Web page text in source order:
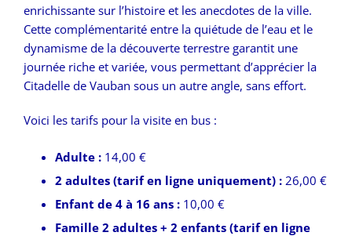
enrichissante sur l’histoire et les anecdotes de la ville.
Cette complémentarité entre la quiétude de l’eau et le
dynamisme de la découverte terrestre garantit une
journée riche et variée, vous permettant d’apprécier la
Citadelle de Vauban sous un autre angle, sans effort.
Voici les tarifs pour la visite en bus :
Adulte : 14,00 €
2 adultes (tarif en ligne uniquement) : 26,00 €
Enfant de 4 à 16 ans : 10,00 €
Famille 2 adultes + 2 enfants (tarif en ligne